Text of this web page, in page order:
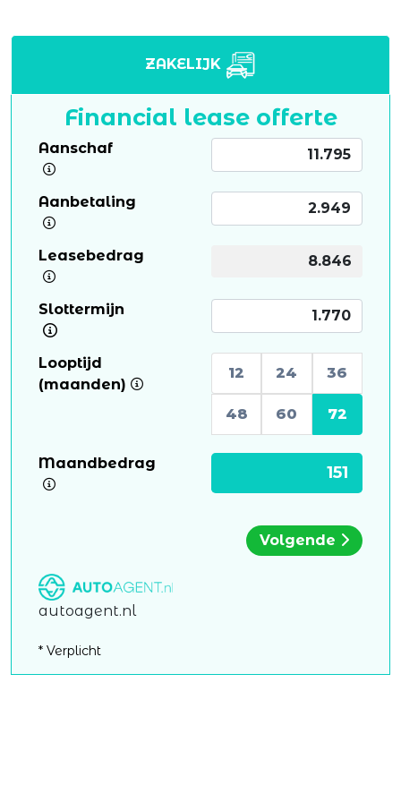
ZAKELIJK
Financial lease offerte
Aanschaf
Aanbetaling
Leasebedrag
Slottermijn
Looptijd
(maanden)
12 24 36
48 60 72
Maandbedrag
autoagent.nl
Volgende
* Verplicht